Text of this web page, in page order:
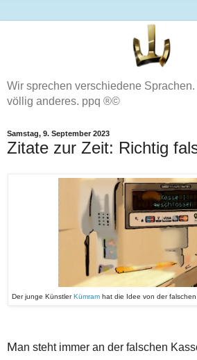
Wir sprechen verschiedene
völlig anderes. ppq ®©
Samstag, 9. September 2023
Zitate zur Zeit: Richtig
Der junge KünstlerKümramhat die Idee von der falschen
Man steht immer an der falschen